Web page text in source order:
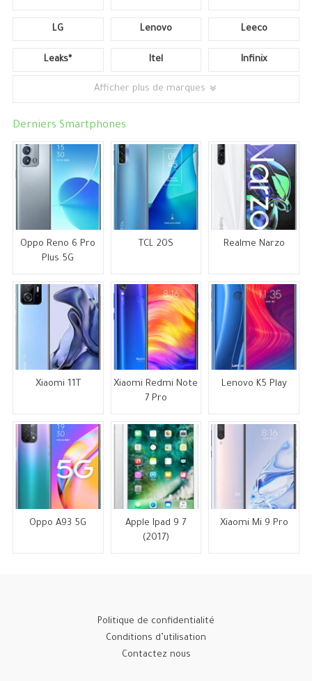
LG Lenovo Leeco
Leaks* Itel Infinix
Afficher plus de marques
Derniers Smartphones
Oppo Reno 6 Pro
Plus 5G
TCL 20S Realme Narzo
Xiaomi 11T
Xiaomi Redmi Note
7 Pro
Lenovo K5 Play
Oppo A93 5G
Apple Ipad 9 7
(2017)
Xiaomi Mi 9 Pro
Politique de confidentialité
Conditions d’utilisation
Contactez nous